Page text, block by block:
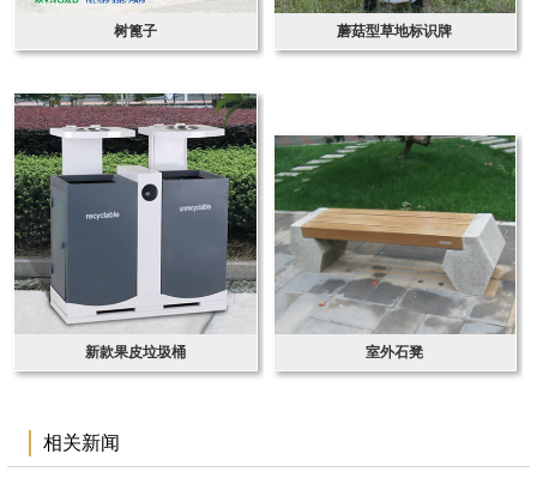
树篦子 蘑菇型草地标识牌
新款果皮垃圾桶 室外石凳
相关新闻